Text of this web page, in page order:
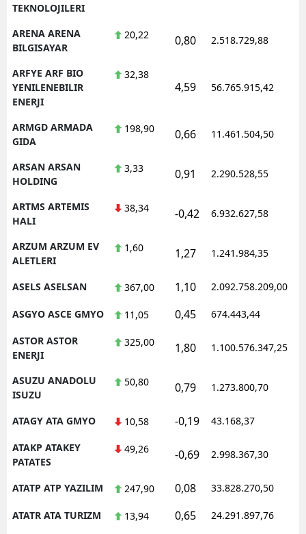
TEKNOLOJILERI
ARENA ARENA
BILGISAYAR
20,22 0,80 2.518.729,88
ARFYE ARF BIO
YENILENEBILIR
ENERJI
32,38
4,59 56.765.915,42
ARMGD ARMADA
GIDA
198,90 0,66 11.461.504,50
ARSAN ARSAN
HOLDING
3,33 0,91 2.290.528,55
ARTMS ARTEMIS
HALI
38,34 -0,42 6.932.627,58
ARZUM ARZUM EV
ALETLERI
1,60 1,27 1.241.984,35
ASELS ASELSAN 367,00 1,10 2.092.758.209,00
ASGYO ASCE GMYO 11,05 0,45 674.443,44
ASTOR ASTOR
ENERJI
325,00 1,80 1.100.576.347,25
ASUZU ANADOLU
ISUZU
50,80 0,79 1.273.800,70
ATAGY ATA GMYO 10,58 -0,19 43.168,37
ATAKP ATAKEY
PATATES
49,26 -0,69 2.998.367,30
ATATP ATP YAZILIM 247,90 0,08 33.828.270,50
ATATR ATA TURIZM 13,94 0,65 24.291.897,76